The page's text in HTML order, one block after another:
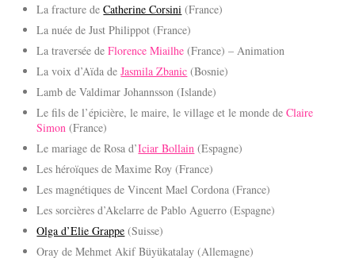
La fracture deCatherine Corsini (France)
La nuée de Just Philippot (France)
La traversée deFlorence Miailhe (France) – Animation
La voix d’Aïda deJasmila Zbanic (Bosnie)
Lamb de Valdimar Johannsson (Islande)
Le fils de l’épicière, le maire, le village et le monde deClaire
Simon (France)
Le mariage de Rosa d’Iciar Bollain (Espagne)
Les héroïques de Maxime Roy (France)
Les magnétiques de Vincent Mael Cordona (France)
Les sorcières d’Akelarre de Pablo Aguerro (Espagne)
Olga d’Elie Grappe (Suisse)
Oray de Mehmet Akif Büyükatalay (Allemagne)